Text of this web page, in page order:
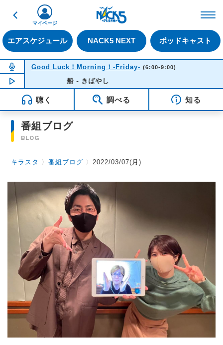
戻る
エアスケジュール NACK5 NEXT ポッドキャスト
マイページ
NOW ON AIR
Good Luck！Morning！-Friday- (6:00-9:00)
NOW PLAYING 06:33
船 - きばやし
聴く 調べる 知る
番組ブログ
BLOG
キラスタ 〉番組ブログ 〉2022/03/07(月)